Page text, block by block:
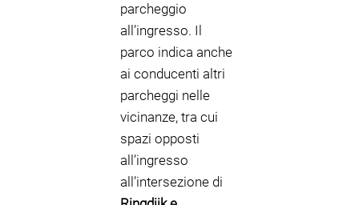
parcheggio
all’ingresso. Il
parco indica anche
ai conducenti altri
parcheggi nelle
vicinanze, tra cui
spazi opposti
all’ingresso
all’intersezione di